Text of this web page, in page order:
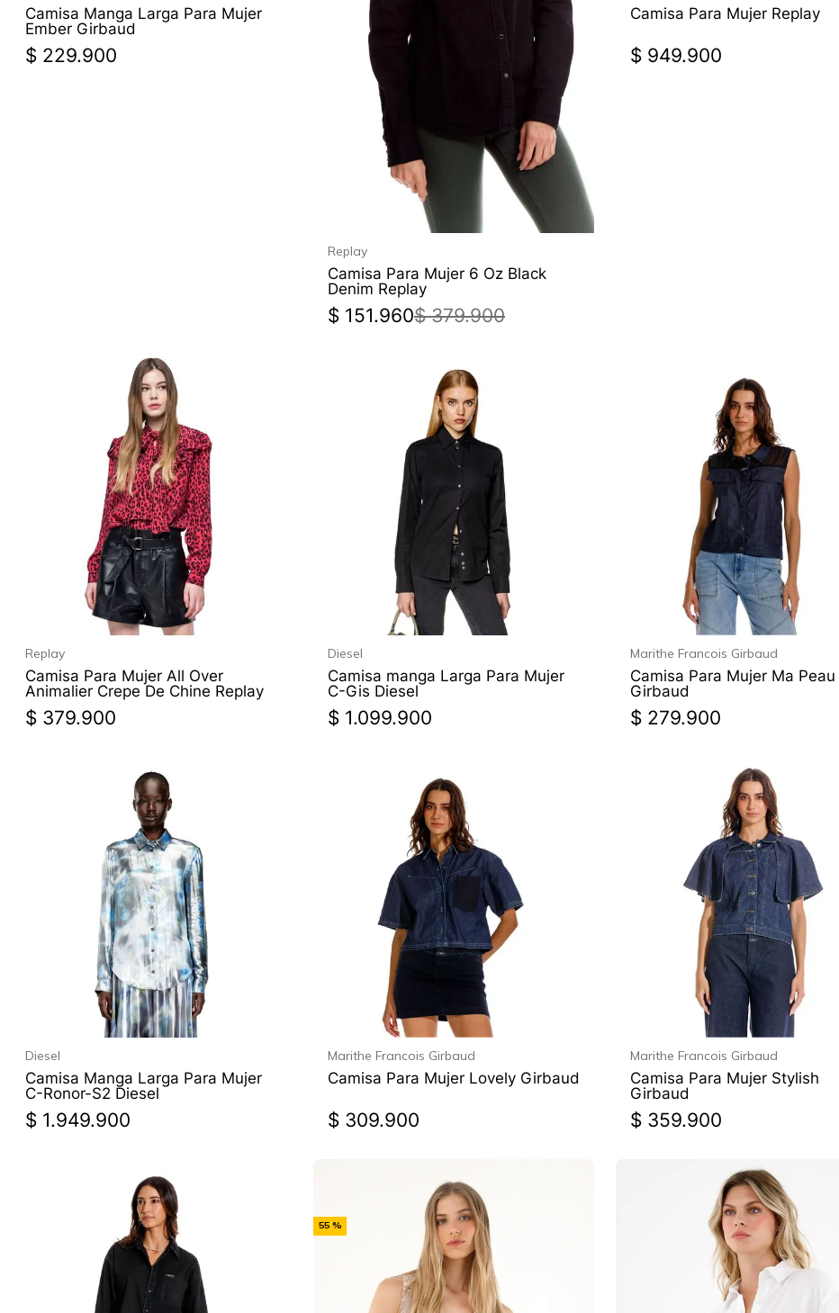
Camisa Manga Larga Para Mujer
Ember Girbaud
$ 229.900
Replay
Camisa Para Mujer 6 Oz Black
Denim Replay
$ 151.960$ 379.900
Camisa Para Mujer Replay
$ 949.900
Replay
Camisa Para Mujer All Over
Animalier Crepe De Chine Replay
$ 379.900
Diesel
Camisa manga Larga Para Mujer
C-Gis Diesel
$ 1.099.900
Marithe Francois Girbaud
Camisa Para Mujer Ma Peau
Girbaud
$ 279.900
Diesel
Camisa Manga Larga Para Mujer
C-Ronor-S2 Diesel
$ 1.949.900
Marithe Francois Girbaud
Camisa Para Mujer Lovely Girbaud
$ 309.900
Marithe Francois Girbaud
Camisa Para Mujer Stylish
Girbaud
$ 359.900
55 %